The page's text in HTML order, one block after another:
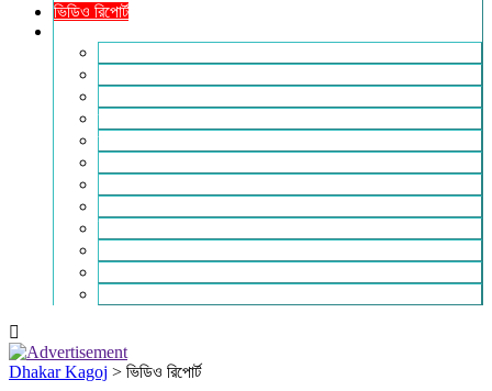
ভিডিও রিপোর্ট
Dhakar Kagoj > ভিডিও রিপোর্ট